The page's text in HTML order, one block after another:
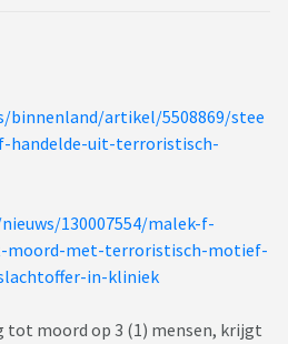
artikel/5508869/stee
handelde-uit-terroristisch-
130007554/malek-f-
moord-met-terroristisch-motief-
in-kliniek
tot moord op 3 (1) mensen, krijgt